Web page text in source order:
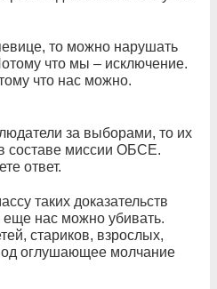
то можно нарушать
что мы – исключение.
что нас можно.
за выборами, то их
составе миссии ОБСЕ.
ответ.
таких доказательств
нас можно убивать.
стариков, взрослых,
оглушающее молчание